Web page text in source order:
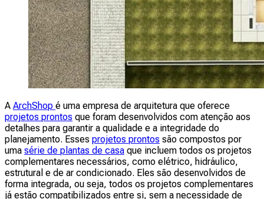
A ArchShop é uma empresa de arquitetura que oferece
projetos prontos que foram desenvolvidos com atenção aos
detalhes para garantir a qualidade e a integridade do
planejamento. Esses projetos prontos são compostos por
uma série de plantas de casa que incluem todos os projetos
complementares necessários, como elétrico, hidráulico,
estrutural e de ar condicionado. Eles são desenvolvidos de
forma integrada, ou seja, todos os projetos complementares
já estão compatibilizados entre si, sem a necessidade de